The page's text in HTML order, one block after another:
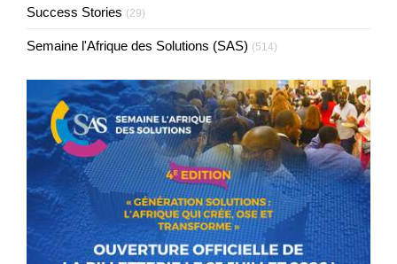
Success Stories (29)
Semaine l'Afrique des Solutions (SAS) (514)